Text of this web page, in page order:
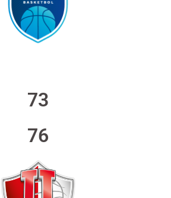
73
76